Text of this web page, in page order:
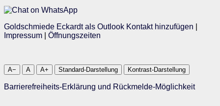
Goldschmiede Eckardt als Outlook Kontakt hinzufügen
Impressum
Öffnungszeiten
A− A A+ Standard-Darstellung Kontrast-Darstellung
Barrierefreiheits-Erklärung und Rückmelde-Möglichkeit